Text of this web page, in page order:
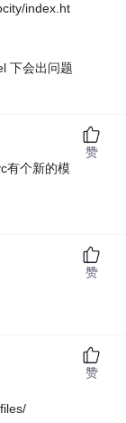
index.ht
下会出问题
有个新的模
赞
赞
赞